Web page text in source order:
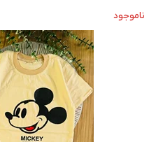
ناموجود